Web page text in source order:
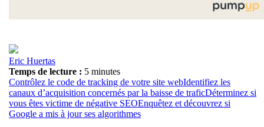
Eric Huertas
Temps de lecture : 5 minutes
Contrôlez le code de tracking de votre site webIdentifiez les
canaux d’acquisition concernés par la baisse de traficDéterminez si
vous êtes victime de négative SEOEnquêtez et découvrez si
Google a mis à jour ses algorithmes